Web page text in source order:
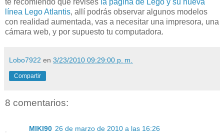
línea Lego Atlantis, allí podrás observar algunos modelos
con realidad aumentada, vas a necesitar una impresora, una
cámara web, y por supuesto tu computadora.
Lobo7922 en 3/23/2010 09:29:00 p. m.
Compartir
8 comentarios:
MIKI90 26 de marzo de 2010 a las 16:26